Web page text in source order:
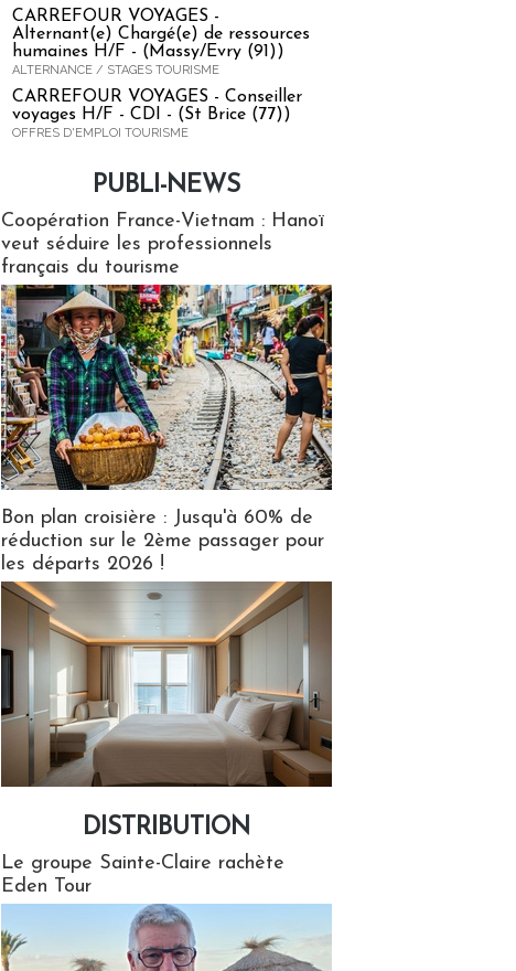
CARREFOUR VOYAGES -
Alternant(e) Chargé(e) de ressources
humaines H/F - (Massy/Evry (91))
ALTERNANCE / STAGES TOURISME
CARREFOUR VOYAGES - Conseiller
voyages H/F - CDI - (St Brice (77))
OFFRES D'EMPLOI TOURISME
PUBLI-NEWS
Coopération France-Vietnam : Hanoï
veut séduire les professionnels
français du tourisme
Bon plan croisière : Jusqu'à 60% de
réduction sur le 2ème passager pour
les départs 2026 !
DISTRIBUTION
Le groupe Sainte-Claire rachète
Eden Tour